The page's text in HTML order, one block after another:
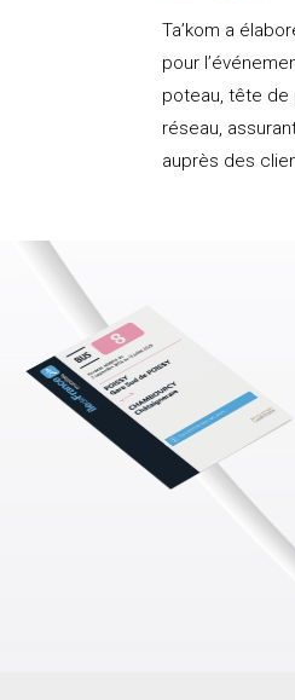
Ta’kom a
pour
poteau, tête de
réseau,
auprès des